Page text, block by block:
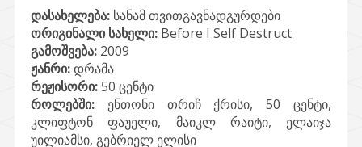
დასახელება: სანამ თვითგავნადგურდები
ორიგინალი სახელი: Before I Self Destruct
გამოშვება: 2009
ჟანრი:დრამა
რეჟისორი:50 ცენტი
როლებში: ენთონი თრიჩ ქრისი, 50 ცენტი,
კლიფტონ ფაუელი, მაიკლ რაიტი, ელაიჯა
უილიამსი, გებრიელ ელისი